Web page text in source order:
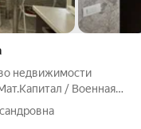
недвижимости
/ Военная
улице на
стен- кирпич,